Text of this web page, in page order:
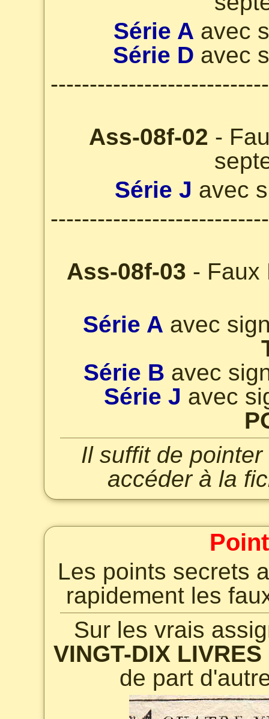
Série A avec
Série D avec
Ass-08f-02 -
Série J avec
Ass-08f-03 - Faux
Série A avec
Série B avec
Série J avec
Il suffit de
accéder à la
Les points secrets
rapidement les
Sur les vrais
VINGT-DIX LIVRES
de part